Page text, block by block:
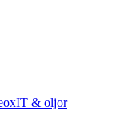
& oljor